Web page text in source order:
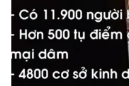
Giải sao mai
Sao
Làm đẹp
Chất lượng cuộc
Tuyển sinh
Học trực tuyến
Công nghệ
Hitech Công nghệ